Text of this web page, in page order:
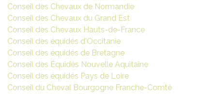
Conseil des Chevaux de Normandie
Conseil des Chevaux du Grand Est
Conseil des Chevaux Hauts-de-France
Conseil des équidés d'Occitanie
Conseil des équidés de Bretagne
Conseil des Équidés Nouvelle Aquitaine
Conseil des équidés Pays de Loire
Conseil du Cheval Bourgogne Franche-Comté